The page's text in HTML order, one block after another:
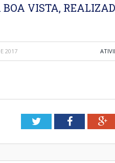
BOA VISTA,
2017
TwitterFacebook